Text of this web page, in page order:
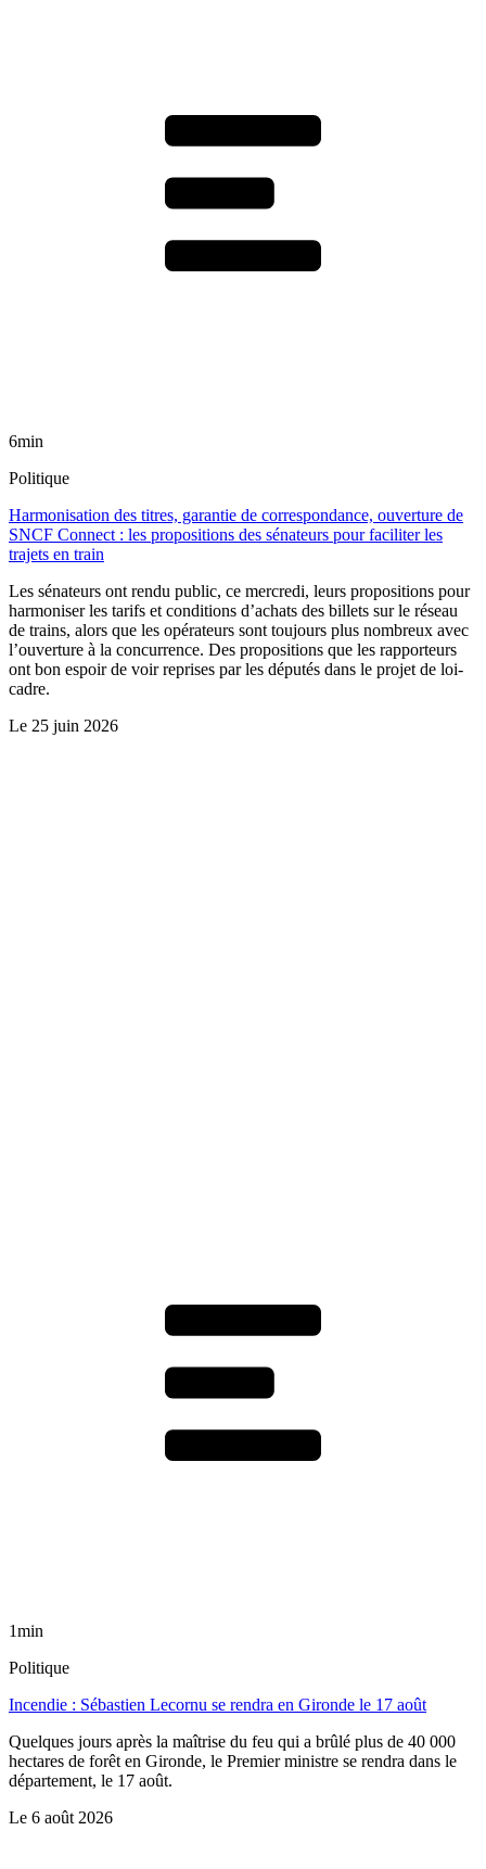
6min
Politique
Harmonisation des titres, garantie de correspondance, ouverture de
SNCF Connect : les propositions des sénateurs pour faciliter les
trajets en train
Les sénateurs ont rendu public, ce mercredi, leurs propositions pour
harmoniser les tarifs et conditions d’achats des billets sur le réseau
de trains, alors que les opérateurs sont toujours plus nombreux avec
l’ouverture à la concurrence. Des propositions que les rapporteurs
ont bon espoir de voir reprises par les députés dans le projet de loi-
cadre.
Le 25 juin 2026
1min
Politique
Incendie : Sébastien Lecornu se rendra en Gironde le 17 août
Quelques jours après la maîtrise du feu qui a brûlé plus de 40 000
hectares de forêt en Gironde, le Premier ministre se rendra dans le
département, le 17 août.
Le 6 août 2026